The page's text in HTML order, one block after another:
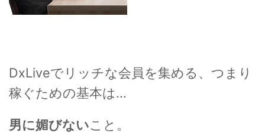
DxLiveでリッチな会員を集める、つまり
稼ぐための基本は…
男に媚びないこと。